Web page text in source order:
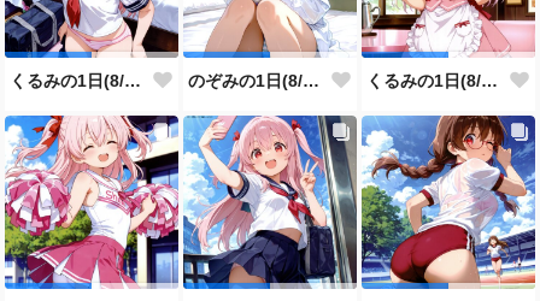
くるみの1日(8/3投稿分) のぞみの1日(8/2投稿分) くるみの1日(8/1投稿分)